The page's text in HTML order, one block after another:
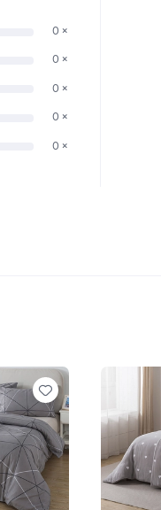
0 ×
0 ×
0 ×
0 ×
0 ×